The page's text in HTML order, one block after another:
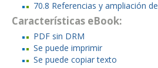
70.8 Referencias y ampliación
Características eBook:
PDF sin DRM
Se puede imprimir
Se puede copiar texto